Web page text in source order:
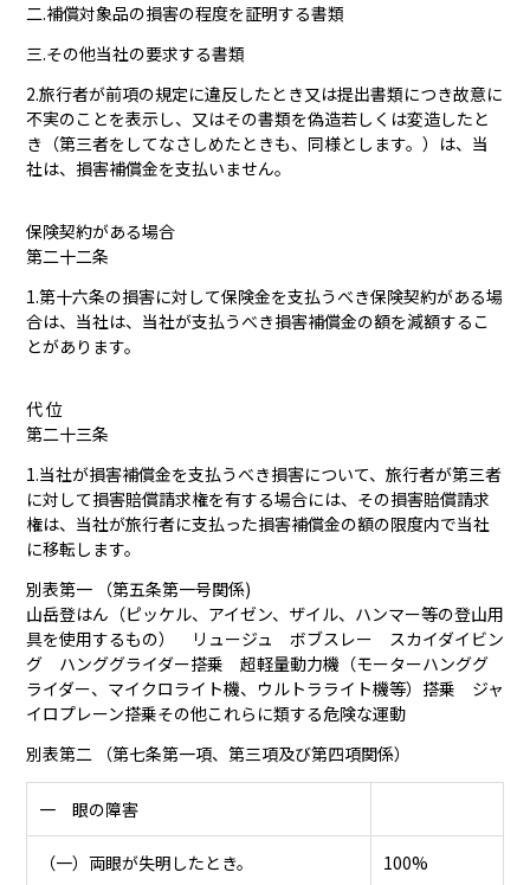
二.補償対象品の損害の程度を証明する書類
三.その他当社の要求する書類
2.旅行者が前項の規定に違反したとき又は提出書類につき故意に
不実のことを表示し、又はその書類を偽造若しくは変造したと
き（第三者をしてなさしめたときも、同様とします。）は、当
社は、損害補償金を支払いません。
保険契約がある場合
第二十二条
1.第十六条の損害に対して保険金を支払うべき保険契約がある場
合は、当社は、当社が支払うべき損害補償金の額を減額するこ
とがあります。
代 位
第二十三条
1.当社が損害補償金を支払うべき損害について、旅行者が第三者
に対して損害賠償請求権を有する場合には、その損害賠償請求
権は、当社が旅行者に支払った損害補償金の額の限度内で当社
に移転します。
別表第一 （第五条第一号関係)
山岳登はん（ピッケル、アイゼン、ザイル、ハンマー等の登山用
具を使用するもの） リュージュ ボブスレー スカイダイビン
グ ハンググライダー搭乗 超軽量動力機（モーターハンググ
ライダー、マイクロライト機、ウルトラライト機等）搭乗 ジャ
イロプレーン搭乗その他これらに類する危険な運動
別表第二 （第七条第一項、第三項及び第四項関係）
一 眼の障害
（一）両眼が失明したとき。 100%